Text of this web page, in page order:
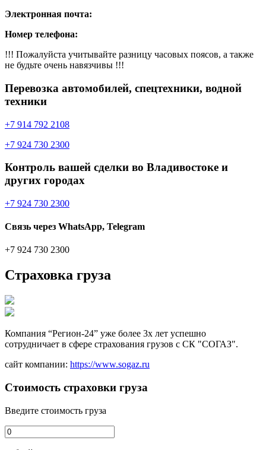
Электронная почта:
Номер телефона:
!!! Пожалуйста учитывайте разницу часовых поясов, а также
не будьте очень навязчивы !!!
Перевозка автомобилей, спецтехники, водной
техники
+7 914 792 2108
+7 924 730 2300
Контроль вашей сделки во Владивостоке и
других городах
+7 924 730 2300
Связь через WhatsApp, Telegram
+7 924 730 2300
Страховка груза
Компания “Регион-24” уже более 3х лет успешно
сотрудничает в сфере страхования грузов с СК "СОГАЗ".
сайт компании: https://www.sogaz.ru
Стоимость страховки груза
Введите стоимость груза